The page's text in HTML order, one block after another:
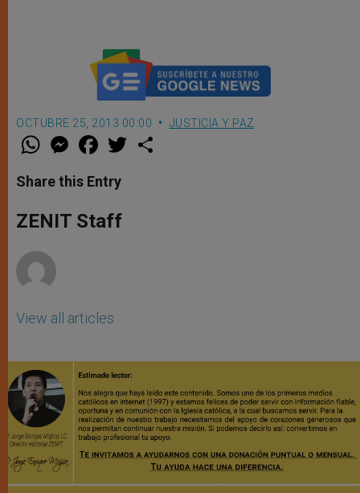
OCTUBRE 25, 2013 00:00 JUSTICIA Y PAZ
W
t
s
p
p
M
e
s
e
g
e
F
a
e
b
o
k
w
Share this Entry
ZENIT Staff
View all articles